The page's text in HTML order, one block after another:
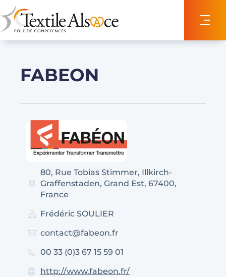
FABEON
80, Rue Tobias Stimmer, Illkirch-
Graffenstaden, Grand Est, 67400,
France
Frédéric SOULIER
contact@fabeon.fr
00 33 (0)3 67 15 59 01
http://www.fabeon.fr/
Panneau de gestion des cookies